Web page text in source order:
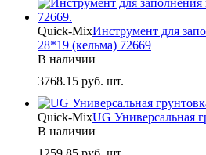
Quick-MixИнструмент для
28*19 (кельма) 72669
В наличии
3768.15 руб. шт.
Quick-MixUG Универсальная
В наличии